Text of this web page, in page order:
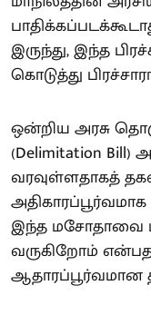
இருந்து, இந்த
கொடுத்து
ஒன்றிய அரசு
(Delimitation
வரவுள்ளதாகத்
இந்த மசோதாவை
வருகிறோம்